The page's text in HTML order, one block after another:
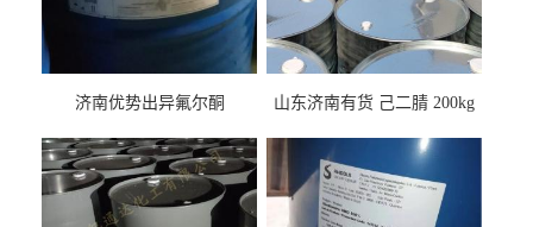
济南优势出异氟尔酮
山东济南有货 己二腈 200kg